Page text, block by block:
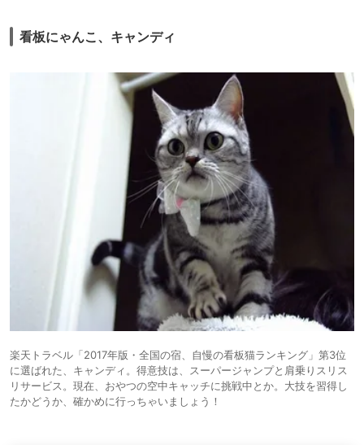
看板にゃんこ、キャンディ
楽天トラベル「2017年版・全国の宿、自慢の看板猫ランキング」第3位
に選ばれた、キャンディ。得意技は、スーパージャンプと肩乗りスリス
リサービス。現在、おやつの空中キャッチに挑戦中とか。大技を習得し
たかどうか、確かめに行っちゃいましょう！